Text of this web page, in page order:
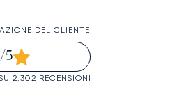
DEL CLIENTE
/5
2.302 RECENSIONI